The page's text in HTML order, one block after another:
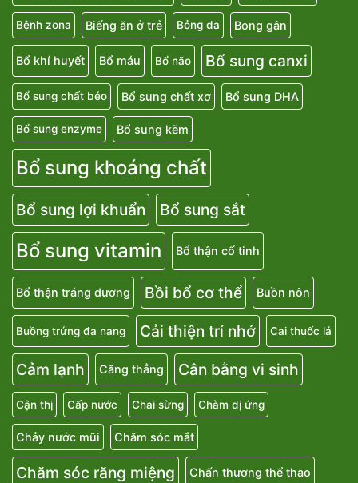
Bệnh zona Biếng ăn ở trẻ Bỏng da Bong gân
Bổ khí huyết Bổ máu Bổ não Bổ sung canxi
Bổ sung chất béo Bổ sung chất xơ Bổ sung DHA
Bổ sung enzyme Bổ sung kẽm
Bổ sung khoáng chất
Bổ sung lợi khuẩn Bổ sung sắt
Bổ sung vitamin Bổ thận cố tinh
Bổ thận tráng dương Bồi bổ cơ thể Buồn nôn
Buồng trứng đa nang Cải thiện trí nhớ Cai thuốc lá
Cảm lạnh Căng thẳng Cân bằng vi sinh
Cận thị Cấp nước Chai sừng Chàm dị ứng
Chảy nước mũi Chăm sóc mắt
Chăm sóc răng miệng Chấn thương thể thao